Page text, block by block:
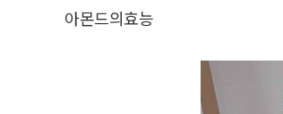
아몬드의효능